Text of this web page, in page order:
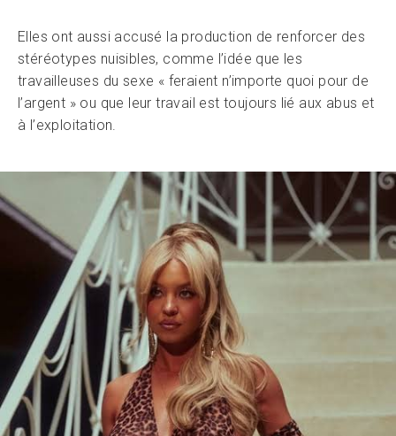
Elles ont aussi accusé la production de renforcer des
stéréotypes nuisibles, comme l’idée que les
travailleuses du sexe « feraient n’importe quoi pour de
l’argent » ou que leur travail est toujours lié aux abus et
à l’exploitation.